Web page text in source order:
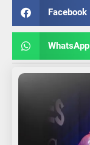
Facebook
WhatsApp